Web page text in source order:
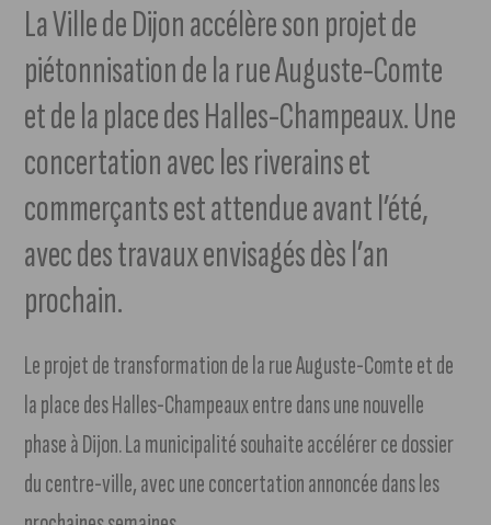
La Ville de Dijon accélère son projet de
piétonnisation de la rue Auguste-Comte
et de la place des Halles-Champeaux. Une
concertation avec les riverains et
commerçants est attendue avant l’été,
avec des travaux envisagés dès l’an
prochain.
Le projet de transformation de la rue Auguste-Comte et de
la place des Halles-Champeaux entre dans une nouvelle
phase à Dijon. La municipalité souhaite accélérer ce dossier
du centre-ville, avec une concertation annoncée dans les